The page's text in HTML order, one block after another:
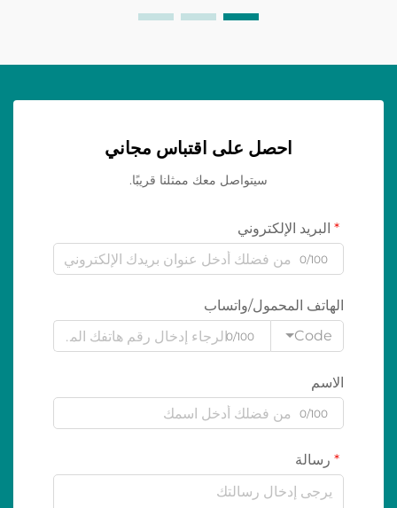
احصل على اقتباس مجاني
سيتواصل معك ممثلنا قريبًا.
البريد الإلكتروني
0/100
الهاتف المحمول/واتساب
Code
0/100
الاسم
0/100
رسالة